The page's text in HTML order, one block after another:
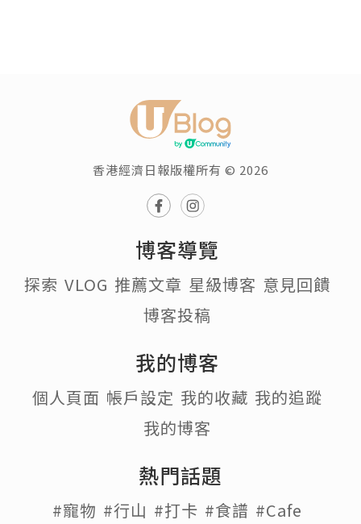
香港經濟日報版權所有 © 2026
博客導覽
探索 VLOG 推薦文章 星級博客 意見回饋
博客投稿
我的博客
個人頁面 帳戶設定 我的收藏 我的追蹤
我的博客
熱門話題
#寵物 #行山 #打卡 #食譜 #Cafe